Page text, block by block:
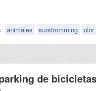
animales surstromming olor
de